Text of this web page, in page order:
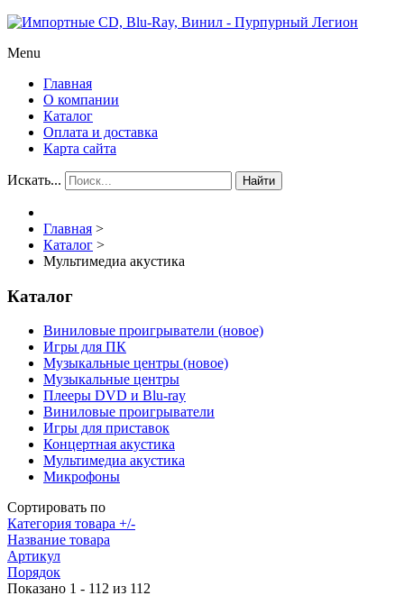
Menu
Главная
О компании
Каталог
Оплата и доставка
Карта сайта
Искать... Найти
Главная >
Каталог >
Мультимедиа акустика
Каталог
Виниловые проигрыватели (новое)
Игры для ПК
Музыкальные центры (новое)
Музыкальные центры
Плееры DVD и Blu-ray
Виниловые проигрыватели
Игры для приставок
Концертная акустика
Мультимедиа акустика
Микрофоны
Сортировать по
Категория товара +/-
Название товара
Артикул
Порядок
Показано 1 - 112 из 112